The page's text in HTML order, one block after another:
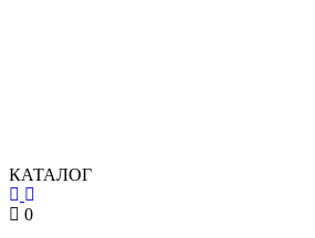
КАТАЛОГ
0